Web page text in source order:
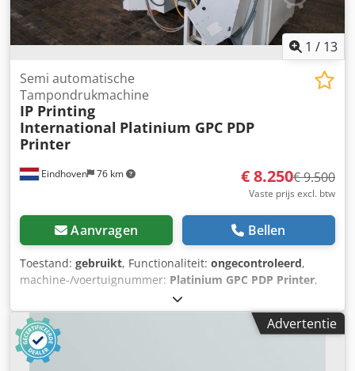
1 / 13
Eindhoven 76 km
Semi automatische
Tampondrukmachine
IP Printing
International Platinium GPC PDP
Printer
€ 8.250€ 9.500
Vaste prijs excl. btw
Aanvragen Bellen
Toestand: gebruikt, Functionaliteit: ongecontroleerd,
machine-/voertuignummer: Platinium GPC PDP Printer,
Gebruikte IP Semi Automatische Tampondrukinstallatie /
Tamponprinter IP Printing International Semi Automatic
Pad Printing Machine "Used for Pad Printing of PIA on son-
tubes and on shaped products" Manufacturer: IP Printing
International Belgium Dwedpfxjw H Naao Aciea Model:
Advertentie